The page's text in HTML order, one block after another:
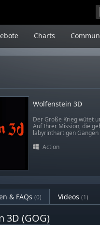
Charts
Wolfenstein 3D
Der Große Krieg wütet
Auf Ihrer Mission, die
labyrinthartigen
Action
& FAQs (0) Videos (1)
3D (GOG)